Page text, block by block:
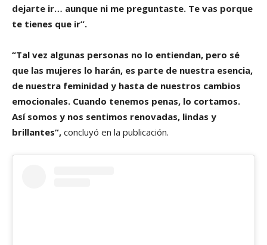
dejarte ir… aunque ni me preguntaste. Te vas porque
te tienes que ir”.
“Tal vez algunas personas no lo entiendan, pero sé
que las mujeres lo harán, es parte de nuestra esencia,
de nuestra feminidad y hasta de nuestros cambios
emocionales. Cuando tenemos penas, lo cortamos.
Así somos y nos sentimos renovadas, lindas y
brillantes”, concluyó en la publicación.